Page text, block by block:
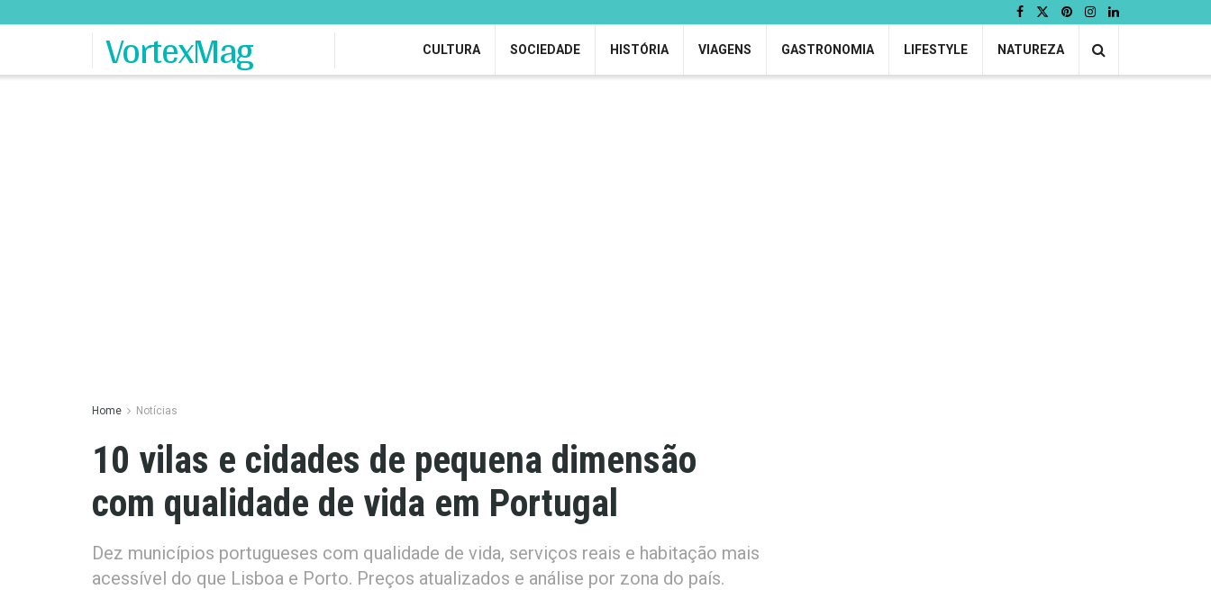
VortexMag CULTURA SOCIEDADE HISTÓRIA VIAGENS GASTRONOMIA LIFESTYLE NATUREZA
Home Notícias
10 vilas e cidades de pequena dimensão
com qualidade de vida em Portugal
Dez municípios portugueses com qualidade de vida, serviços reais e habitação mais
acessível do que Lisboa e Porto. Preços atualizados e análise por zona do país.